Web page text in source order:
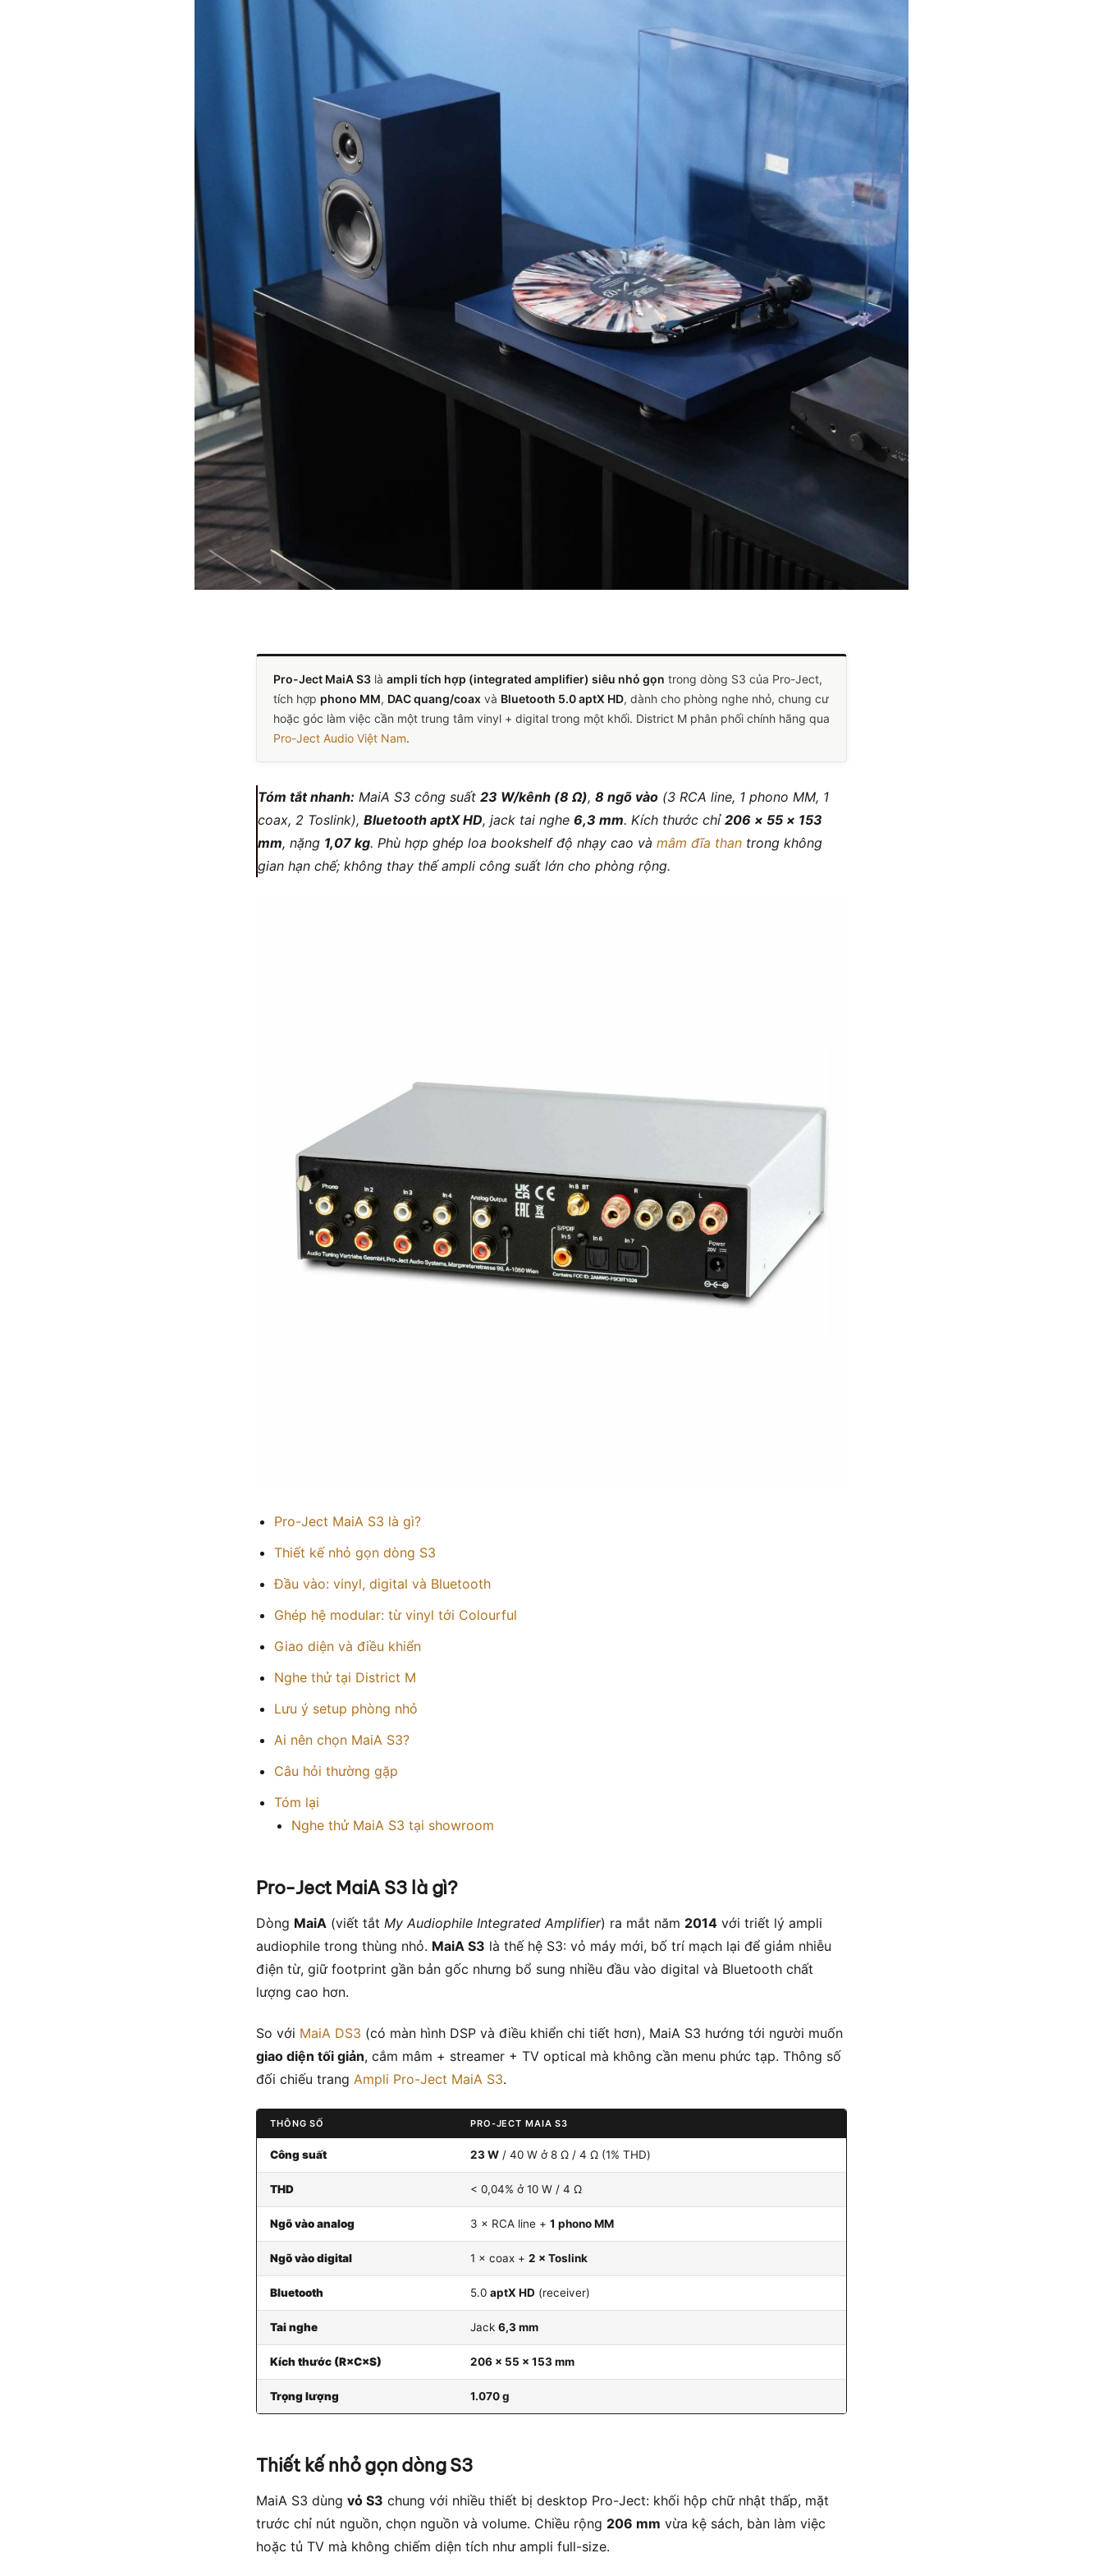
Pro-Ject MaiA S3 là ampli tích hợp (integrated amplifier) siêu nhỏ gọn trong dòng S3 của Pro-Ject,
tích hợp phono MM, DAC quang/coax và Bluetooth 5.0 aptX HD, dành cho phòng nghe nhỏ, chung cư
hoặc góc làm việc cần một trung tâm vinyl + digital trong một khối. District M phân phối chính hãng qua
Pro-Ject Audio Việt Nam.
Tóm tắt nhanh: MaiA S3 công suất 23 W/kênh (8 Ω), 8 ngõ vào (3 RCA line, 1 phono MM, 1
coax, 2 Toslink), Bluetooth aptX HD, jack tai nghe 6,3 mm. Kích thước chỉ 206 × 55 × 153
mm, nặng 1,07 kg. Phù hợp ghép loa bookshelf độ nhạy cao và mâm đĩa than trong không
gian hạn chế; không thay thế ampli công suất lớn cho phòng rộng.
Pro-Ject MaiA S3 là gì?
Thiết kế nhỏ gọn dòng S3
Đầu vào: vinyl, digital và Bluetooth
Ghép hệ modular: từ vinyl tới Colourful
Giao diện và điều khiển
Nghe thử tại District M
Lưu ý setup phòng nhỏ
Ai nên chọn MaiA S3?
Câu hỏi thường gặp
Tóm lại
Nghe thử MaiA S3 tại showroom
Pro-Ject MaiA S3 là gì?
Dòng MaiA (viết tắt My Audiophile Integrated Amplifier) ra mắt năm 2014 với triết lý ampli
audiophile trong thùng nhỏ. MaiA S3 là thế hệ S3: vỏ máy mới, bố trí mạch lại để giảm nhiễu
điện từ, giữ footprint gần bản gốc nhưng bổ sung nhiều đầu vào digital và Bluetooth chất
lượng cao hơn.
So với MaiA DS3 (có màn hình DSP và điều khiển chi tiết hơn), MaiA S3 hướng tới người muốn
giao diện tối giản, cắm mâm + streamer + TV optical mà không cần menu phức tạp. Thông số
đối chiếu trang Ampli Pro-Ject MaiA S3.
THÔNG SỐ PRO-JECT MAIA S3
Công suất 23 W / 40 W ở 8 Ω / 4 Ω (1% THD)
THD < 0,04% ở 10 W / 4 Ω
Ngõ vào analog 3 × RCA line + 1 phono MM
Ngõ vào digital 1 × coax + 2 × Toslink
Bluetooth 5.0 aptX HD (receiver)
Tai nghe Jack 6,3 mm
Kích thước (R×C×S) 206 × 55 × 153 mm
Trọng lượng 1.070 g
Thiết kế nhỏ gọn dòng S3
MaiA S3 dùng vỏ S3 chung với nhiều thiết bị desktop Pro-Ject: khối hộp chữ nhật thấp, mặt
trước chỉ nút nguồn, chọn nguồn và volume. Chiều rộng 206 mm vừa kệ sách, bàn làm việc
hoặc tủ TV mà không chiếm diện tích như ampli full-size.